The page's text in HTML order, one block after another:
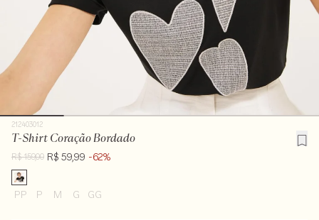
212403012
T-Shirt Coração Bordado
R$ 159,00 R$ 59,99 -62%
PP P M G GG